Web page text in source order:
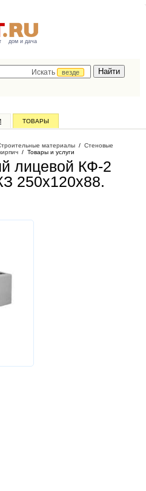
дом и дача
Искать
везде
ТОВАРЫ
материалы / Стеновые
/ Товары и услуги
лицевой КФ-2
250х120х88.